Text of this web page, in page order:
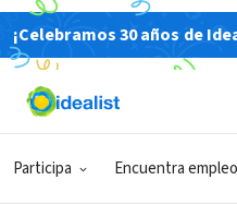
¡Celebramos 30 años de
Participa Encuentra empleo
GOBIERNO
Comisión